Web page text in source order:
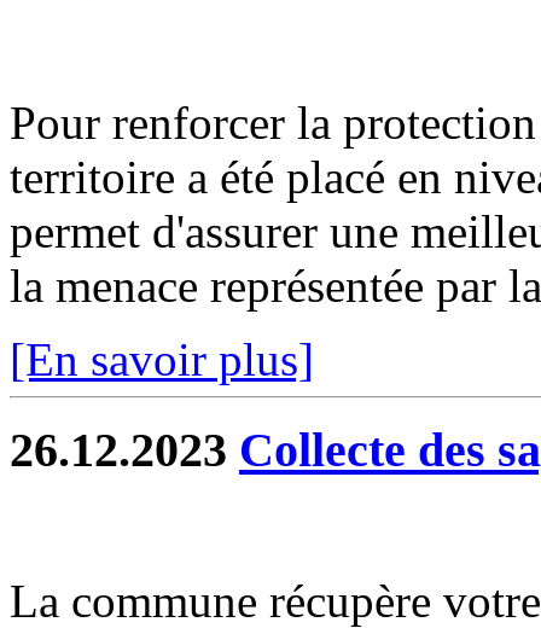
Pour renforcer la
territoire a été placé en
permet d'assurer une
la menace représentée par
[En savoir plus]
26.12.2023 Collecte des
La commune récupère